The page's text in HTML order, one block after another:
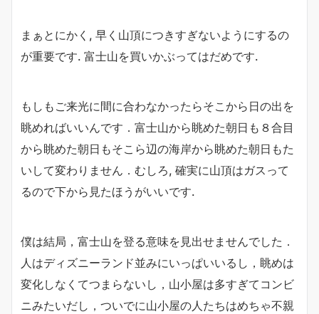
まぁとにかく, 早く山頂につきすぎないようにするの
が重要です. 富士山を買いかぶってはだめです.
もしもご来光に間に合わなかったらそこから日の出を
眺めればいいんです．富士山から眺めた朝日も８合目
から眺めた朝日もそこら辺の海岸から眺めた朝日もた
いして変わりません．むしろ, 確実に山頂はガスって
るので下から見たほうがいいです.
僕は結局，富士山を登る意味を見出せませんでした．
人はディズニーランド並みにいっぱいいるし，眺めは
変化しなくてつまらないし，山小屋は多すぎてコンビ
ニみたいだし，ついでに山小屋の人たちはめちゃ不親